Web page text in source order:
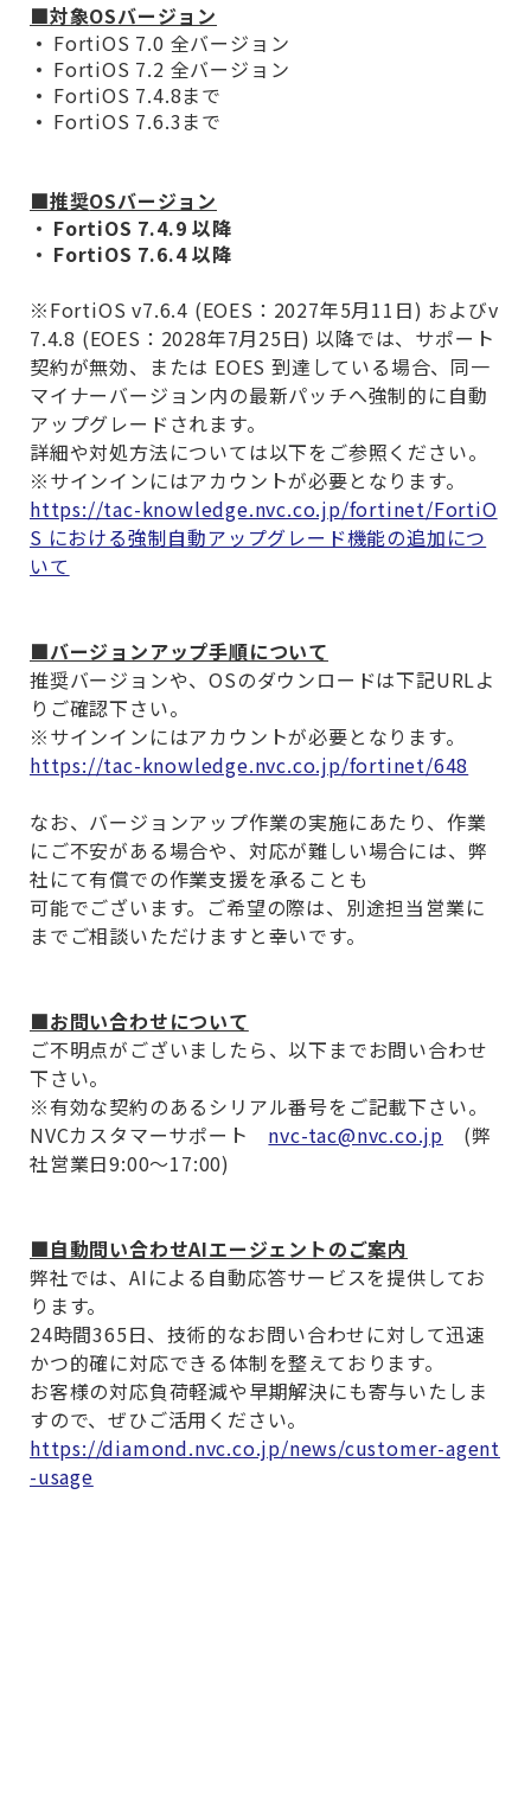
■対象OSバージョン
FortiOS 7.0 全バージョン
FortiOS 7.2 全バージョン
FortiOS 7.4.8まで
FortiOS 7.6.3まで
■推奨OSバージョン
FortiOS 7.4.9以降
FortiOS 7.6.4以降
※FortiOS v7.6.4 (EOES ： 2027年5月11 日) およびv
7.4.8 (EOES ： 2028年7月25日) 以降では、サポート
契約が無効、または EOES到達している場合、同一
マイナーバージョン内の最新パッチへ強制的に自動
アップグレードされます。
詳細や対処方法については以下をご参照ください。
※サインインにはアカウントが必要となります。
https://tac-knowledge.nvc.co.jp/fortinet/FortiO
S における強制自動アップグレード機能の追加につ
いて
■バージョンアップ手順について
推奨バージョンや、OSのダウンロードは下記URLよ
りご確認下さい。
※サインインにはアカウントが必要となります。
https://tac-knowledge.nvc.co.jp/fortinet/648
なお、バージョンアップ作業の実施にあたり、作業
にご不安がある場合や、対応が難しい場合には、 弊
社にて有償での作業支援を承ることも
可能でございます。 ご希望の際は、別途担当営業に
までご相談いただけますと幸いです。
■お問い合わせについて
ご不明点がございましたら、以下までお問い合わせ
下さい。
※有効な契約のあるシリアル番号をご記載下さい。
NVCカスタマーサポート nvc-tac@nvc.co.jp (弊
社営業日9:00～17:00)
■自動問い合わせAIエージェントのご案内
弊社では、 AIによる自動応答サービスを提供してお
ります。
24時間365日、技術的なお問い合わせに対して迅速
かつ的確に対応できる体制を整えております。
お客様の対応負荷軽減や早期解決にも寄与いたしま
すので、ぜひご活用ください。
https://diamond.nvc.co.jp/news/customer-agent
-usage